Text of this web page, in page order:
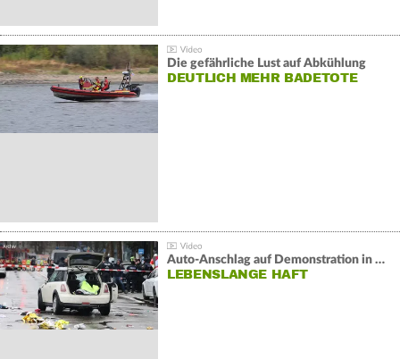
Die gefährliche Lust auf Abkühlung
DEUTLICH MEHR BADETOTE
Auto-Anschlag auf Demonstration in München:
LEBENSLANGE HAFT